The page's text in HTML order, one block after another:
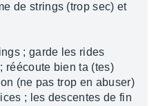
de strings (trop sec) et
; garde les rides
réécoute bien ta (tes)
(ne pas trop en abuser)
; les descentes de fin